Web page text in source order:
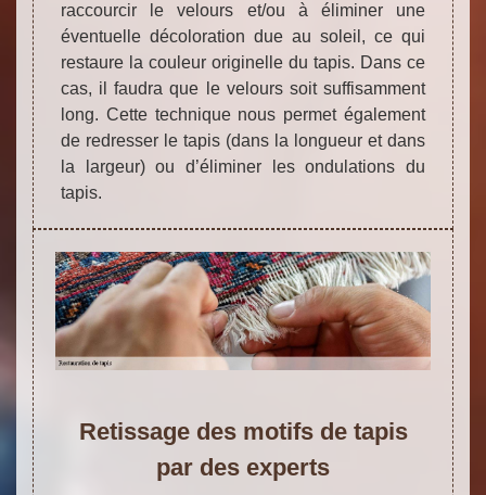
raccourcir le velours et/ou à éliminer une
éventuelle décoloration due au soleil, ce qui
restaure la couleur originelle du tapis. Dans ce
cas, il faudra que le velours soit suffisamment
long. Cette technique nous permet également
de redresser le tapis (dans la longueur et dans
la largeur) ou d’éliminer les ondulations du
tapis.
Retissage des motifs de tapis
par des experts